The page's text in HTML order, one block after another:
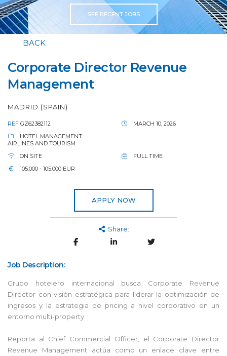
SEE RECENT JOBS
BACK
Corporate Director Revenue
Management
MADRID (SPAIN)
REF GZ62382112
MARCH 10, 2026
HOTEL MANAGEMENT
AIRLINES AND TOURISM
ON SITE
FULL TIME
105.000 - 105.000 EUR
APPLY NOW
Share:
Job Description:
Grupo hotelero internacional busca Corporate Revenue
Director con visión estratégica para liderar la optimización de
ingresos y la estrategia de pricing a nivel corporativo en un
entorno multi-property.
Reporta al Chief Commercial Officer, el Corporate Director
Revenue Management actúa como un enlace clave entre